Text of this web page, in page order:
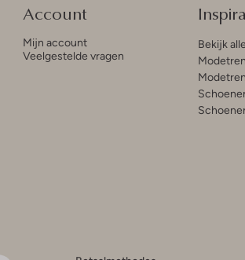
Account
Mijn account
Veelgestelde vragen
Bekijk